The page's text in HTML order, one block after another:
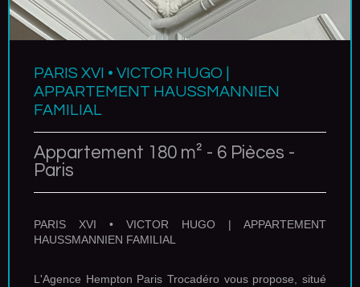
PARIS XVI • VICTOR HUGO |
APPARTEMENT HAUSSMANNIEN
FAMILIAL
Appartement 180 m² - 6 Pièces -
Paris
PARIS XVI • VICTOR HUGO | APPARTEMENT
HAUSSMANNIEN FAMILIAL
L'Agence Hempton Paris Trocadéro vous propose, situé